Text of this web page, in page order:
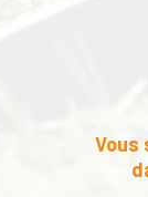
Vous